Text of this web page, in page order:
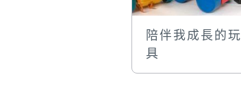
陪伴我成長的玩
具